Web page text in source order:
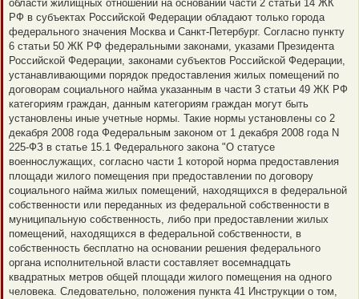
области жилищных отношений на основании части 2 статьи 14 ЖК
РФ в субъектах Российской Федерации обладают только города
федерального значения Москва и Санкт-Петербург. Согласно пункту
6 статьи 50 ЖК РФ федеральными законами, указами Президента
Российской Федерации, законами субъектов Российской Федерации,
устанавливающими порядок предоставления жилых помещений по
договорам социального найма указанным в части 3 статьи 49 ЖК РФ
категориям граждан, данным категориям граждан могут быть
установлены иные учетные нормы. Такие нормы установлены со 2
декабря 2008 года Федеральным законом от 1 декабря 2008 года N
225-ФЗ в статье 15.1 Федерального закона "О статусе
военнослужащих, согласно части 1 которой норма предоставления
площади жилого помещения при предоставлении по договору
социального найма жилых помещений, находящихся в федеральной
собственности или переданных из федеральной собственности в
муниципальную собственность, либо при предоставлении жилых
помещений, находящихся в федеральной собственности, в
собственность бесплатно на основании решения федерального
органа исполнительной власти составляет восемнадцать
квадратных метров общей площади жилого помещения на одного
человека. Следовательно, положения пункта 41 Инструкции о том,